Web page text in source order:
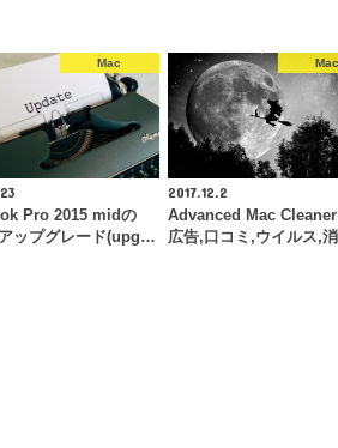
Mac
Pro 2015 midの
ップグレード(upg…
2017.12.2
Advanced Mac
広告,口コミ,ウイルス,